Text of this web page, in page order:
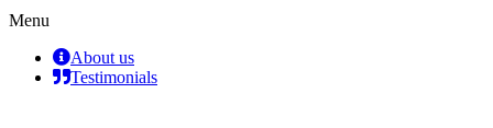
Menu
About us
Testimonials